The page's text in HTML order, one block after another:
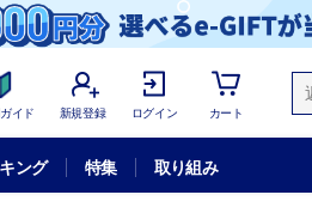
イド 新規登録 ログイン カート
ング 特集 取り組み